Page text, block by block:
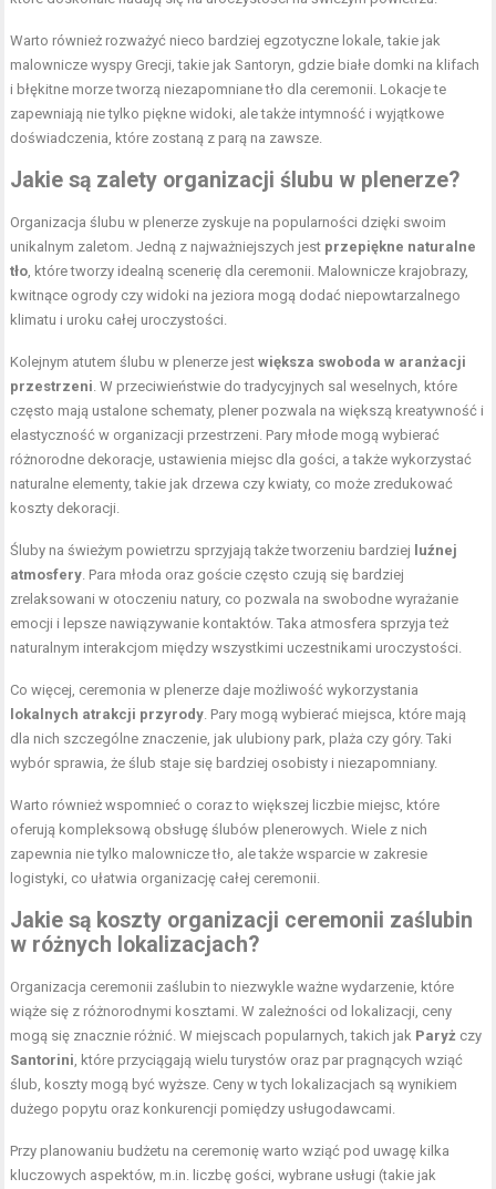
Warto również rozważyć nieco bardziej egzotyczne lokale, takie jak
malownicze wyspy Grecji, takie jak Santoryn, gdzie białe domki na klifach
i błękitne morze tworzą niezapomniane tło dla ceremonii. Lokacje te
zapewniają nie tylko piękne widoki, ale także intymność i wyjątkowe
doświadczenia, które zostaną z parą na zawsze.
Jakie są zalety organizacji ślubu w plenerze?
Organizacja ślubu w plenerze zyskuje na popularności dzięki swoim
unikalnym zaletom. Jedną z najważniejszych jest przepiękne naturalne
tło , które tworzy idealną scenerię dla ceremonii. Malownicze krajobrazy,
kwitnące ogrody czy widoki na jeziora mogą dodać niepowtarzalnego
klimatu i uroku całej uroczystości.
Kolejnym atutem ślubu w plenerze jestwiększa swoboda w aranżacji
przestrzeni . W przeciwieństwie do tradycyjnych sal weselnych, które
często mają ustalone schematy, plener pozwala na większą kreatywność i
elastyczność w organizacji przestrzeni. Pary młode mogą wybierać
różnorodne dekoracje, ustawienia miejsc dla gości, a także wykorzystać
naturalne elementy, takie jak drzewa czy kwiaty, co może zredukować
koszty dekoracji.
Śluby na świeżym powietrzu sprzyjają także tworzeniu bardziej luźnej
atmosfery . Para młoda oraz goście często czują się bardziej
zrelaksowani w otoczeniu natury, co pozwala na swobodne wyrażanie
emocji i lepsze nawiązywanie kontaktów. Taka atmosfera sprzyja też
naturalnym interakcjom między wszystkimi uczestnikami uroczystości.
Co więcej, ceremonia w plenerze daje możliwość wykorzystania
lokalnych atrakcji przyrody . Pary mogą wybierać miejsca, które mają
dla nich szczególne znaczenie, jak ulubiony park, plaża czy góry. Taki
wybór sprawia, że ślub staje się bardziej osobisty i niezapomniany.
Warto również wspomnieć o coraz to większej liczbie miejsc, które
oferują kompleksową obsługę ślubów plenerowych. Wiele z nich
zapewnia nie tylko malownicze tło, ale także wsparcie w zakresie
logistyki, co ułatwia organizację całej ceremonii.
Jakie są koszty organizacji ceremonii zaślubin
w różnych lokalizacjach?
Organizacja ceremonii zaślubin to niezwykle ważne wydarzenie, które
wiąże się z różnorodnymi kosztami. W zależności od lokalizacji, ceny
mogą się znacznie różnić. W miejscach popularnych, takich jak Paryż czy
Santorini , które przyciągają wielu turystów oraz par pragnących wziąć
ślub, koszty mogą być wyższe. Ceny w tych lokalizacjach są wynikiem
dużego popytu oraz konkurencji pomiędzy usługodawcami.
Przy planowaniu budżetu na ceremonię warto wziąć pod uwagę kilka
kluczowych aspektów, m.in. liczbę gości, wybrane usługi (takie jak